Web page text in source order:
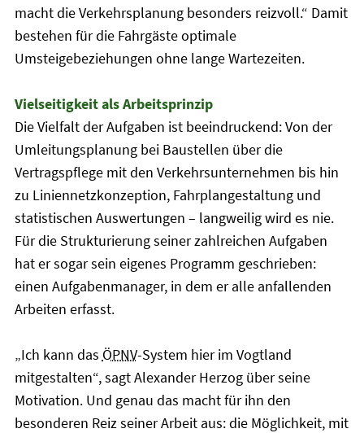
macht die Verkehrsplanung besonders reizvoll.“ Damit
bestehen für die Fahrgäste optimale
Umsteigebeziehungen ohne lange Wartezeiten.
Vielseitigkeit als Arbeitsprinzip
Die Vielfalt der Aufgaben ist beeindruckend: Von der
Umleitungsplanung bei Baustellen über die
Vertragspflege mit den Verkehrsunternehmen bis hin
zu Liniennetzkonzeption, Fahrplangestaltung und
statistischen Auswertungen – langweilig wird es nie.
Für die Strukturierung seiner zahlreichen Aufgaben
hat er sogar sein eigenes Programm geschrieben:
einen Aufgabenmanager, in dem er alle anfallenden
Arbeiten erfasst.
„Ich kann das ÖPNV-System hier im Vogtland
mitgestalten“, sagt Alexander Herzog über seine
Motivation. Und genau das macht für ihn den
besonderen Reiz seiner Arbeit aus: die Möglichkeit, mit